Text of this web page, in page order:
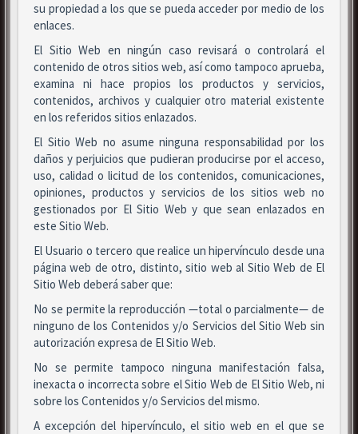
su propiedad a los que se pueda acceder por medio de los
enlaces.
El Sitio Web en ningún caso revisará o controlará el
contenido de otros sitios web, así como tampoco aprueba,
examina ni hace propios los productos y servicios,
contenidos, archivos y cualquier otro material existente
en los referidos sitios enlazados.
El Sitio Web no asume ninguna responsabilidad por los
daños y perjuicios que pudieran producirse por el acceso,
uso, calidad o licitud de los contenidos, comunicaciones,
opiniones, productos y servicios de los sitios web no
gestionados por El Sitio Web y que sean enlazados en
este Sitio Web.
El Usuario o tercero que realice un hipervínculo desde una
página web de otro, distinto, sitio web al Sitio Web de El
Sitio Web deberá saber que:
No se permite la reproducción —total o parcialmente— de
ninguno de los Contenidos y/o Servicios del Sitio Web sin
autorización expresa de El Sitio Web.
No se permite tampoco ninguna manifestación falsa,
inexacta o incorrecta sobre el Sitio Web de El Sitio Web, ni
sobre los Contenidos y/o Servicios del mismo.
A excepción del hipervínculo, el sitio web en el que se